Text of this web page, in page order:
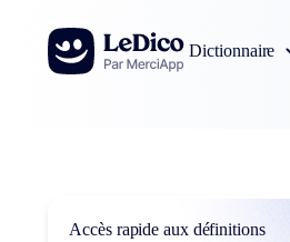
Aller au contenu
Dictionnaire
Accès rapide aux définitions